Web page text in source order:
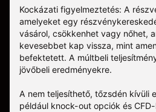
Kockázati figyelmeztetés: A
amelyeket egy
vásárol, csökkenhet vagy nőhet,
kevesebbet kap vissza, mint
befektetett. A múltbeli
jövőbeli eredményekre.
A nem teljesíthető, tőzsdén kívüli
például knock-out opciók és